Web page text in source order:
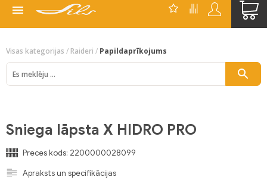
Visas kategorijas / Raideri / Papildaprīkojums
Sniega lāpsta X HIDRO PRO
Preces kods: 2200000028099
Apraksts un specifikācijas